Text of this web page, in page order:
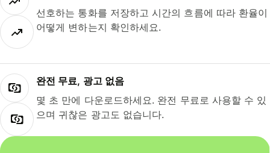
선호하는 통화를 저장하고 시간의 흐름에 따라 환율이
어떻게 변하는지 확인하세요.
완전 무료, 광고 없음
몇 초 만에 다운로드하세요. 완전 무료로 사용할 수 있
으며 귀찮은 광고도 없습니다.